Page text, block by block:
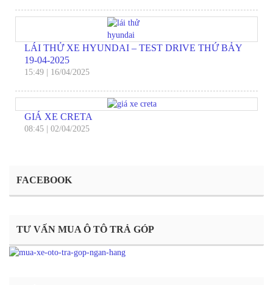
LÁI THỬ XE HYUNDAI – TEST DRIVE THỨ BẢY
19-04-2025
15:49 16/04/2025
GIÁ XE CRETA
08:45 02/04/2025
FACEBOOK
TƯ VẤN MUA Ô TÔ TRẢ GÓP